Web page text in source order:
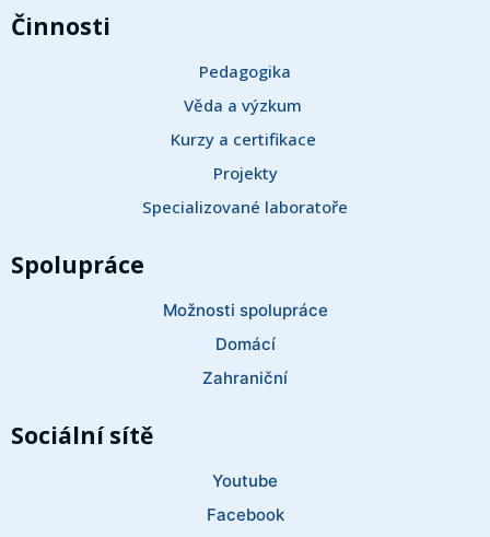
Činnosti
Pedagogika
Věda a výzkum
Kurzy a certifikace
Projekty
Specializované laboratoře
Spolupráce
Možnosti spolupráce
Domácí
Zahraniční
Sociální sítě
Youtube
Facebook